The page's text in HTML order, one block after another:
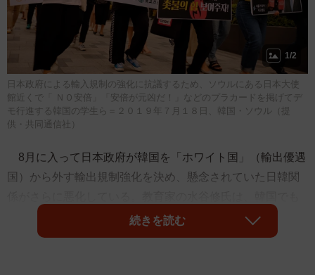
1/2
日本政府による輸入規制の強化に抗議するため、ソウルにある日本大使
館近くで「 ＮＯ安倍」「安倍が元凶だ！」などのプラカードを掲げてデ
モ行進する韓国の学生ら＝２０１９年７月１８日、韓国・ソウル（提
供・共同通信社）
8月に入って日本政府が韓国を「ホワイト国」（輸出優遇
国）から外す輸出規制強化を決め、懸念されていた日韓関
出版されたベストセラー著書が今年映画化されるなど深い
縁があり、親友である同作の監督をはじめ現地の人と交流
続きを読む